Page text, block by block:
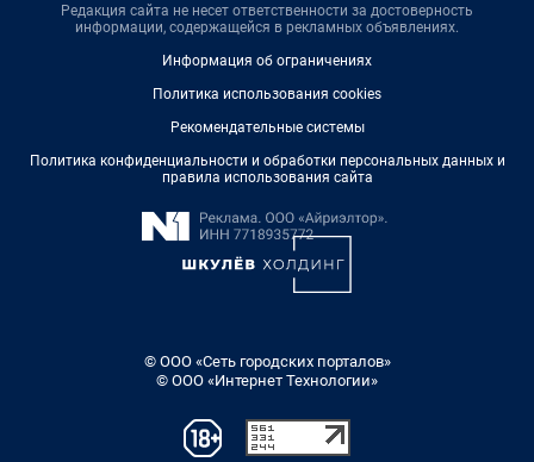
Редакция сайта не несет ответственности за достоверность
информации, содержащейся в рекламных объявлениях.
Информация об ограничениях
Политика использования cookies
Рекомендательные системы
Политика конфиденциальности и обработки персональных данных и
правила использования сайта
© ООО «Сеть городских порталов»
© ООО «Интернет Технологии»